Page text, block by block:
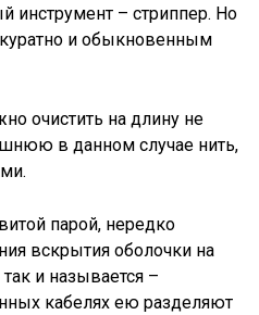
инструмент – стриппер. Но
и обыкновенным
очистить на длину не
в данном случае нить,
парой, нередко
вскрытия оболочки на
и называется –
кабелях ею разделяют